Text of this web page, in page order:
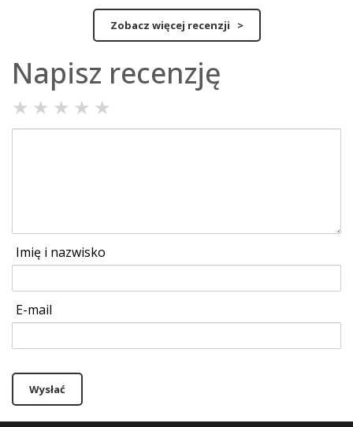
Zobacz więcej recenzji >
Napisz recenzję
★ ★ ★ ★ ★
Imię i nazwisko
E-mail
Wysłać